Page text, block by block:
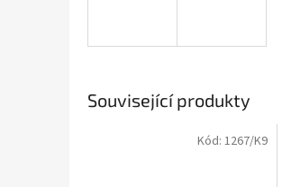
Související produkty
Kód: 1267/K9